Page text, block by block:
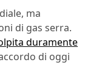
ma
di gas serra.
duramente
di oggi